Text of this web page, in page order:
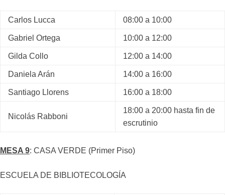
Carlos Lucca 08:00 a 10:00
Gabriel Ortega 10:00 a 12:00
Gilda Collo 12:00 a 14:00
Daniela Arán 14:00 a 16:00
Santiago Llorens 16:00 a 18:00
Nicolás Rabboni
18:00 a 20:00 hasta fin de
escrutinio
MESA 9: CASA VERDE (Primer Piso)
ESCUELA DE BIBLIOTECOLOGÍA